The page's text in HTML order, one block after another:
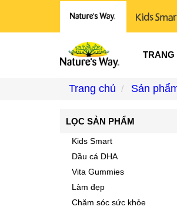
TRANG
Trang chủ Sản
LỌC SẢN PHẨM
Kids Smart
Dầu cá DHA
Vita Gummies
Làm đẹp
Chăm sóc sức khỏe